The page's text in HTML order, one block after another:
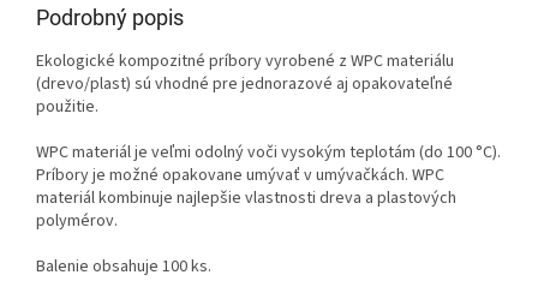
Podrobný popis
Ekologické kompozitné príbory vyrobené z WPC materiálu
(drevo/plast) sú vhodné pre jednorazové aj opakovateľné
použitie.
WPC materiál je veľmi odolný voči vysokým teplotám (do 100 °C).
Príbory je možné opakovane umývať v umývačkách. WPC
materiál kombinuje najlepšie vlastnosti dreva a plastových
polymérov.
Balenie obsahuje 100 ks.